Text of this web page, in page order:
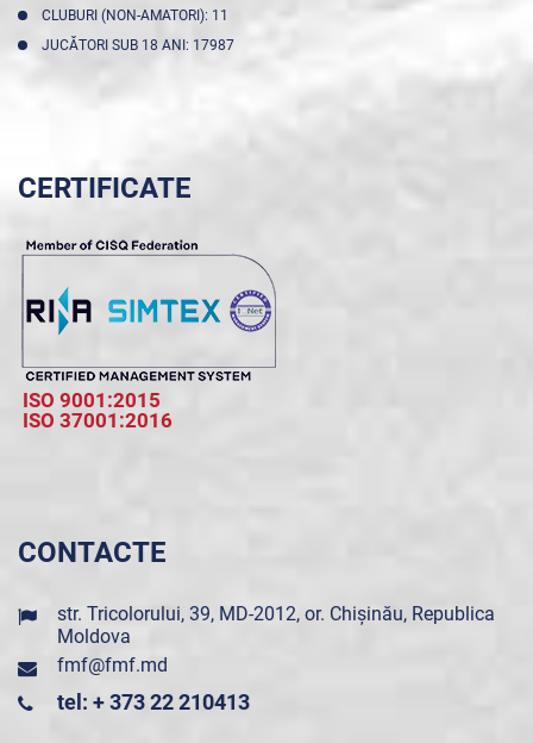
CLUBURI (NON-AMATORI): 11
JUCĂTORI SUB 18 ANI: 17987
CERTIFICATE
ISO 9001:2015
ISO 37001:2016
CONTACTE
str. Tricolorului, 39, MD-2012, or. Chișinău, Republica
Moldova
fmf@fmf.md
tel: + 373 22 210413